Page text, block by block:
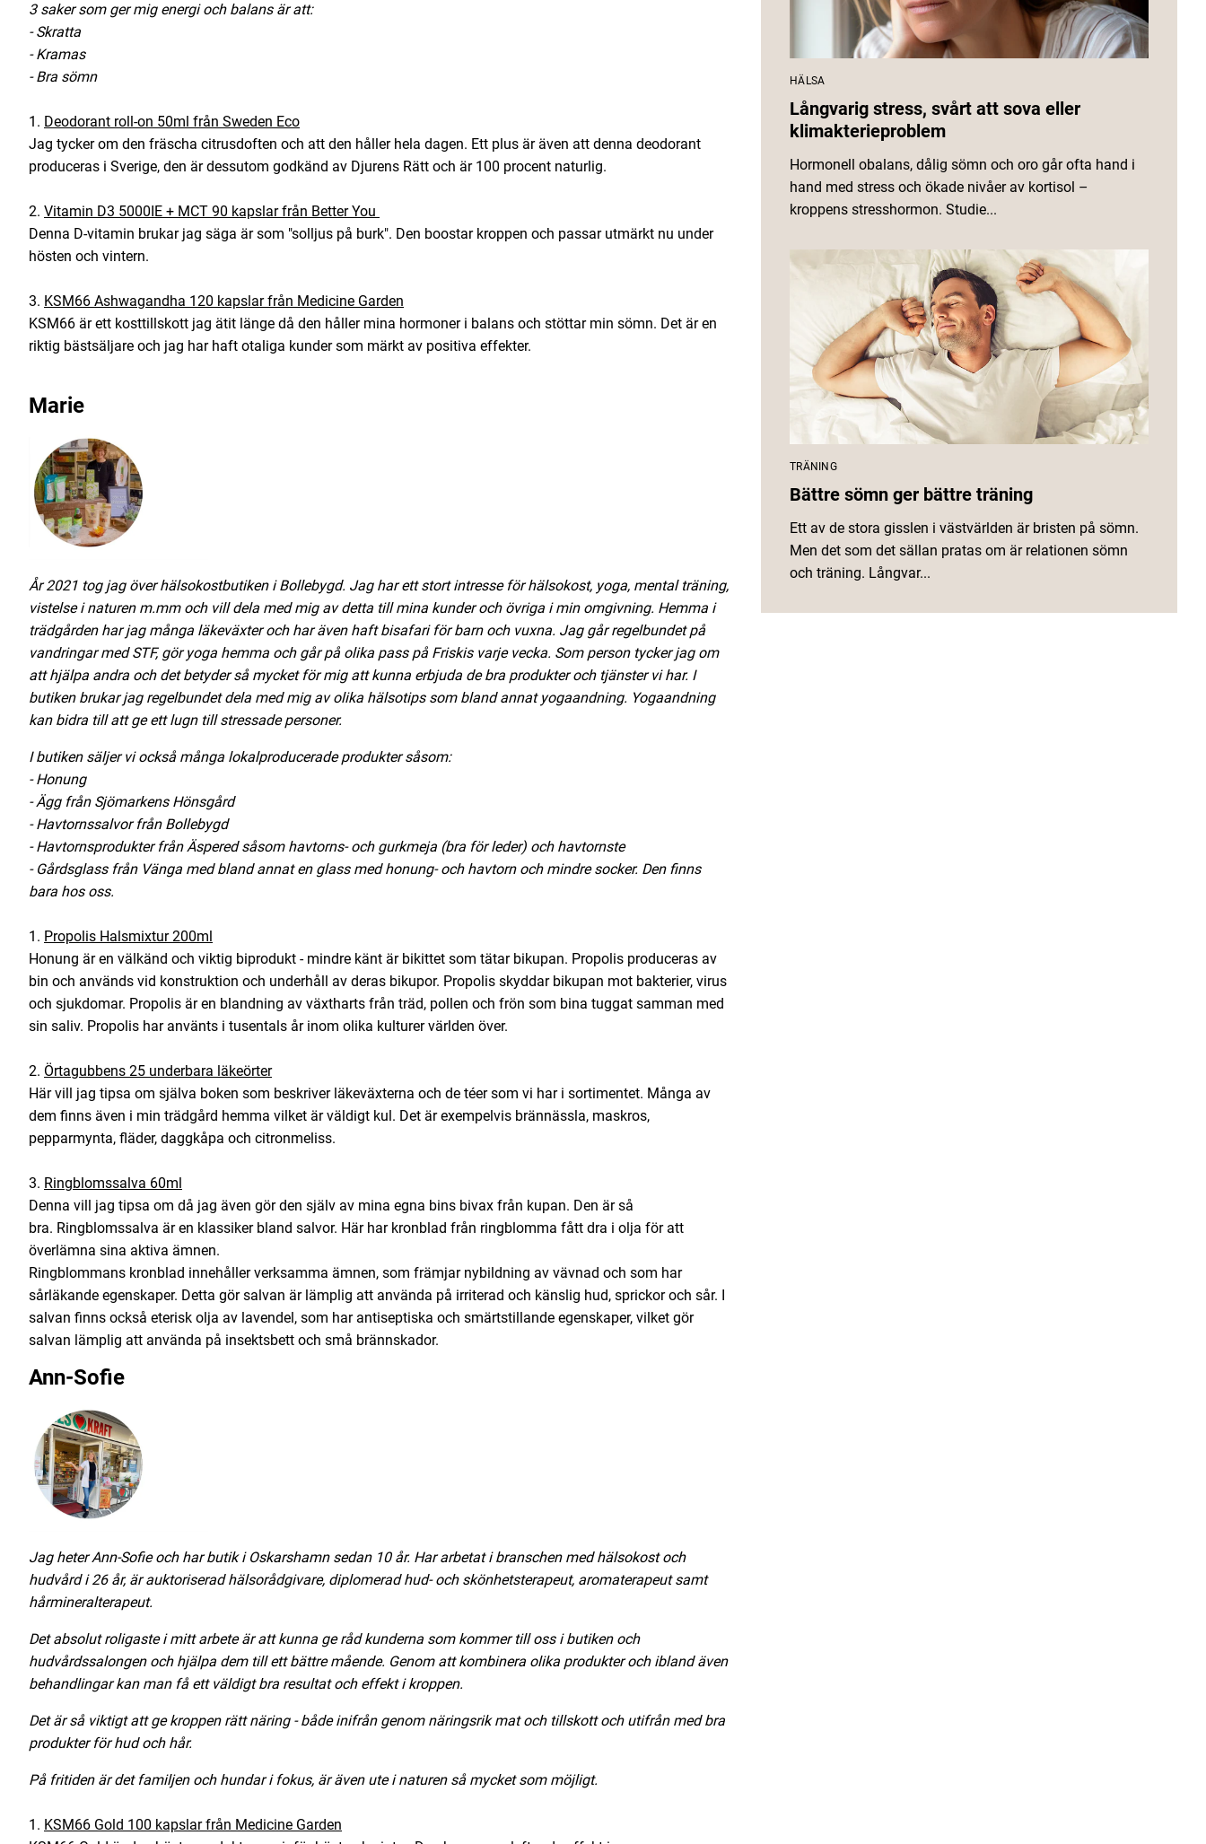
3 saker som ger mig energi och balans är att:
- Skratta
- Kramas
- Bra sömn
1. Deodorant roll-on 50ml från Sweden Eco
Jag tycker om den fräscha citrusdoften och att den håller hela dagen. Ett plus är även att denna deodorant
produceras i Sverige, den är dessutom godkänd av Djurens Rätt och är 100 procent naturlig.
2. Vitamin D3 5000IE + MCT 90 kapslar från Better You
Denna D-vitamin brukar jag säga är som "solljus på burk". Den boostar kroppen och passar utmärkt nu under
hösten och vintern.
3. KSM66 Ashwagandha 120 kapslar från Medicine Garden
KSM66 är ett kosttillskott jag ätit länge då den håller mina hormoner i balans och stöttar min sömn. Det är en
riktig bästsäljare och jag har haft otaliga kunder som märkt av positiva effekter.
Marie
År 2021 tog jag över hälsokostbutiken i Bollebygd. Jag har ett stort intresse för hälsokost, yoga, mental träning,
vistelse i naturen m.mm och vill dela med mig av detta till mina kunder och övriga i min omgivning. Hemma i
trädgården har jag många läkeväxter och har även haft bisafari för barn och vuxna. Jag går regelbundet på
vandringar med STF, gör yoga hemma och går på olika pass på Friskis varje vecka. Som person tycker jag om
att hjälpa andra och det betyder så mycket för mig att kunna erbjuda de bra produkter och tjänster vi har. I
butiken brukar jag regelbundet dela med mig av olika hälsotips som bland annat yogaandning. Yogaandning
kan bidra till att ge ett lugn till stressade personer.
I butiken säljer vi också många lokalproducerade produkter såsom:
- Honung
- Ägg från Sjömarkens Hönsgård
- Havtornssalvor från Bollebygd
- Havtornsprodukter från Äspered såsom havtorns- och gurkmeja (bra för leder) och havtornste
- Gårdsglass från Vänga med bland annat en glass med honung- och havtorn och mindre socker. Den finns
bara hos oss.
1. Propolis Halsmixtur 200ml
Honung är en välkänd och viktig biprodukt - mindre känt är bikittet som tätar bikupan. Propolis produceras av
bin och används vid konstruktion och underhåll av deras bikupor. Propolis skyddar bikupan mot bakterier, virus
och sjukdomar. Propolis är en blandning av växtharts från träd, pollen och frön som bina tuggat samman med
sin saliv. Propolis har använts i tusentals år inom olika kulturer världen över.
2. Örtagubbens 25 underbara läkeörter
Här vill jag tipsa om själva boken som beskriver läkeväxterna och de téer som vi har i sortimentet. Många av
dem finns även i min trädgård hemma vilket är väldigt kul. Det är exempelvis brännässla, maskros,
pepparmynta, fläder, daggkåpa och citronmeliss.
3. Ringblomssalva 60ml
Denna vill jag tipsa om då jag även gör den själv av mina egna bins bivax från kupan. Den är så
bra. Ringblomssalva är en klassiker bland salvor. Här har kronblad från ringblomma fått dra i olja för att
överlämna sina aktiva ämnen.
Ringblommans kronblad innehåller verksamma ämnen, som främjar nybildning av vävnad och som har
sårläkande egenskaper. Detta gör salvan är lämplig att använda på irriterad och känslig hud, sprickor och sår. I
salvan finns också eterisk olja av lavendel, som har antiseptiska och smärtstillande egenskaper, vilket gör
salvan lämplig att använda på insektsbett och små brännskador.
Ann-Sofie
Jag heter Ann-Sofie och har butik i Oskarshamn sedan 10 år. Har arbetat i branschen med hälsokost och
hudvård i 26 år, är auktoriserad hälsorådgivare, diplomerad hud- och skönhetsterapeut, aromaterapeut samt
hårmineralterapeut.
Det absolut roligaste i mitt arbete är att kunna ge råd kunderna som kommer till oss i butiken och
hudvårdssalongen och hjälpa dem till ett bättre mående. Genom att kombinera olika produkter och ibland även
behandlingar kan man få ett väldigt bra resultat och effekt i kroppen.
Det är så viktigt att ge kroppen rätt näring - både inifrån genom näringsrik mat och tillskott och utifrån med bra
produkter för hud och hår.
På fritiden är det familjen och hundar i fokus, är även ute i naturen så mycket som möjligt.
1. KSM66 Gold 100 kapslar från Medicine Garden
HÄLSA
Långvarig stress, svårt att sova eller
klimakterieproblem
Hormonell obalans, dålig sömn och oro går ofta hand i
hand med stress och ökade nivåer av kortisol –
kroppens stresshormon. Studie...
TRÄNING
Bättre sömn ger bättre träning
Ett av de stora gisslen i västvärlden är bristen på sömn.
Men det som det sällan pratas om är relationen sömn
och träning. Långvar...